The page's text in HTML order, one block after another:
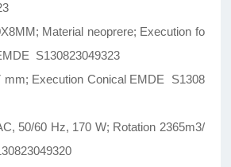
Material neoprere; Execution fo
S130823049323
mm; Execution Conical EMDE S1308
50/60 Hz, 170 W; Rotation 2365m3/